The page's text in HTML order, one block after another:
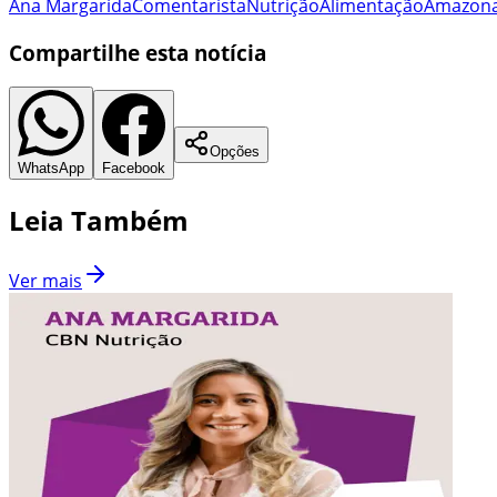
Ana MargaridaComentaristaNutriçãoAlimentação
Compartilhe esta notícia
WhatsApp Facebook
Opções
Leia Também
Ver mais